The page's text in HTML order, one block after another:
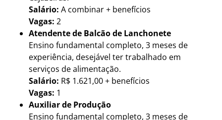
Salário: A combinar + benefícios
Vagas: 2
Atendente de Balcão de Lanchonete
Ensino fundamental completo, 3 meses de
experiência, desejável ter trabalhado em
serviços de alimentação.
Salário: R$ 1.621,00 + benefícios
Vagas: 1
Auxiliar de Produção
Ensino fundamental completo, 3 meses de